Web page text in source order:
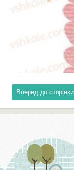
Вперед до сторінки